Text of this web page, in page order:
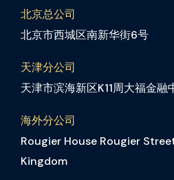
北京总公司
北京市西城区南新华街6号
天津分公司
天津市滨海新区K11周大福金融
海外分公司
Rougier House Rougier
Kingdom